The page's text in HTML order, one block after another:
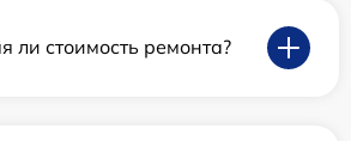
ли стоимость ремонта?